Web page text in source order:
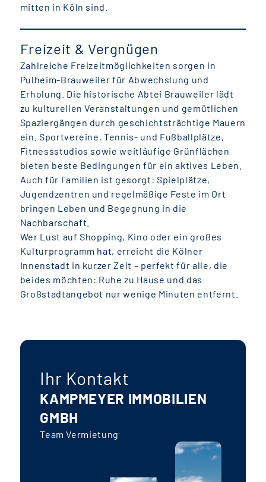
mitten in Köln sind.
Freizeit & Vergnügen
Zahlreiche Freizeitmöglichkeiten sorgen in
Pulheim-Brauweiler für Abwechslung und
Erholung. Die historische Abtei Brauweiler lädt
zu kulturellen Veranstaltungen und gemütlichen
Spaziergängen durch geschichtsträchtige Mauern
ein. Sportvereine, Tennis- und Fußballplätze,
Fitnessstudios sowie weitläufige Grünflächen
bieten beste Bedingungen für ein aktives Leben.
Auch für Familien ist gesorgt: Spielplätze,
Jugendzentren und regelmäßige Feste im Ort
bringen Leben und Begegnung in die
Nachbarschaft.
Wer Lust auf Shopping, Kino oder ein großes
Kulturprogramm hat, erreicht die Kölner
Innenstadt in kurzer Zeit – perfekt für alle, die
beides möchten: Ruhe zu Hause und das
Großstadtangebot nur wenige Minuten entfernt.
Ihr Kontakt
KAMPMEYER IMMOBILIEN
GMBH
Team Vermietung